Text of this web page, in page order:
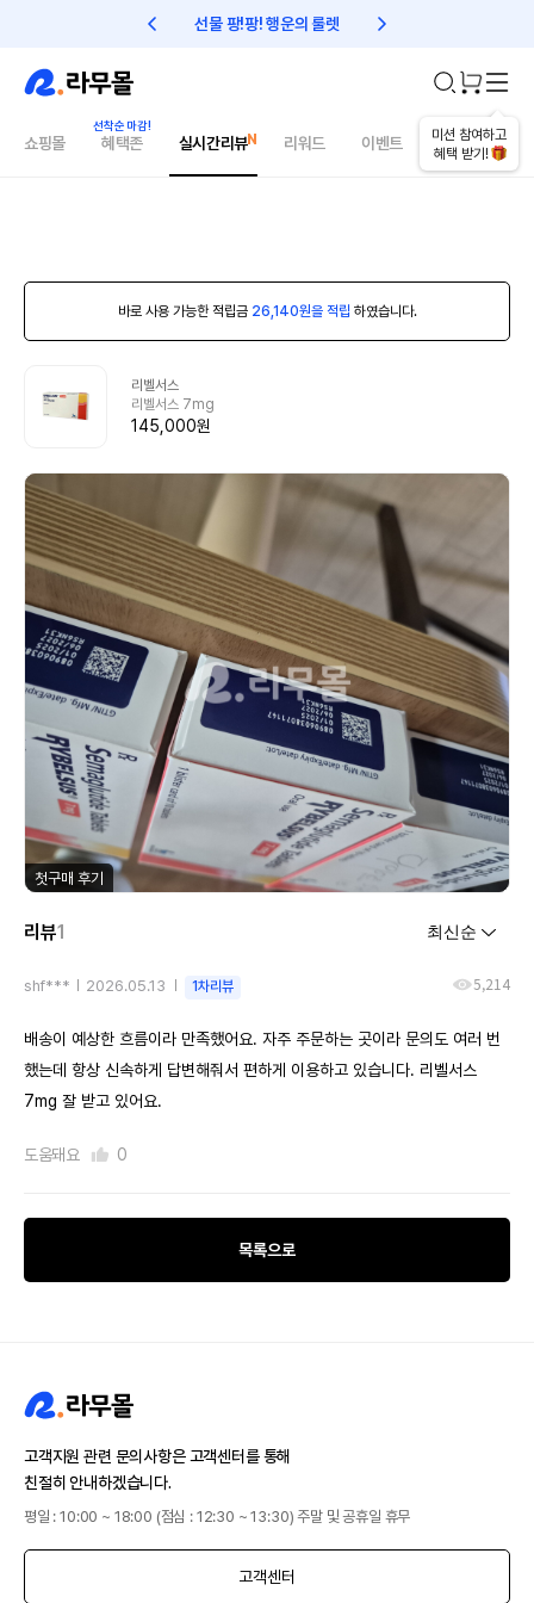
선물 팡!팡! 행운의 룰렛 친구초대 1만원 리워드!
미션 참여하고
혜택 받기!
쇼핑몰 혜택존 실시간리뷰 리워드 이벤트 건강매거진
바로 사용 가능한 적립금 26,140원을 적립 하였습니다.
리벨서스
리벨서스 7mg
145,000원
첫구매 후기
리뷰1
shf*** 2026.05.13 1차리뷰 5,214
배송이 예상한 흐름이라 만족했어요. 자주 주문하는 곳이라 문의도 여러 번
했는데 항상 신속하게 답변해줘서 편하게 이용하고 있습니다. 리벨서스
7mg 잘 받고 있어요.
도움돼요 0
목록으로
고객지원 관련 문의사항은 고객센터를 통해
친절히 안내하겠습니다.
평일 : 10:00 ~ 18:00 (점심 : 12:30 ~ 13:30) 주말 및 공휴일 휴무
고객센터